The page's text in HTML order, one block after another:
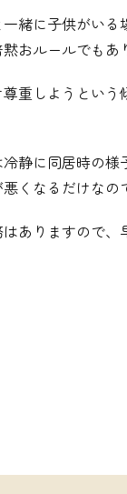
緒に子供がいる
おルールでもあ
重しようという
冷静に同居時の様
くなるだけなの
ありますので、